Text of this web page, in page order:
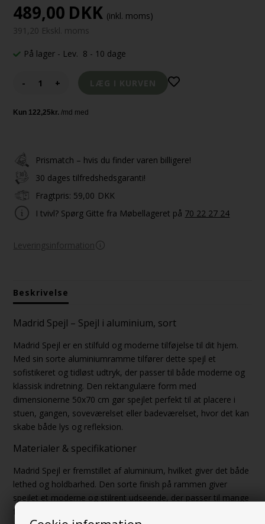
489,00 DKK (inkl. moms)
391,20 Ekskl. moms
På lager - Lev. 8 - 10 dage
- +
Prismatch – hvis du finder varen billigere!
30 dages tilfredshedsgaranti!
Fragtpris: 59,00 DKK
I tvivl? Spørg Gitte fra Møbellageret på 70 22 27 24
Leveringsinformation
Beskrivelse
Madrid Spejl – Spejl i aluminium, sort
Madrid Spejl er en stilfuld og moderne tilføjelse til dit hjem.
Med sin sorte aluminiumramme tilfører dette spejl et
sofistikeret og tidløst udtryk, der passer til både moderne og
klassisk indretning. Den rektangulære form med
dimensionerne 50x70 cm gør spejlet perfekt til at placere i
stuen, gangen, soveværelset eller badeværelset, hvor det kan
skabe både lys og refleksion.
Materialer & specifikationer
Madrid Spejl er fremstillet af aluminium, hvilket giver det både
lethed og holdbarhed. Den sorte finish på rammen giver
spejlet et moderne og stilrent udseende, der passer til mange
forskellige boligstile. Med målene 50x70 cm er spejlet ideelt til